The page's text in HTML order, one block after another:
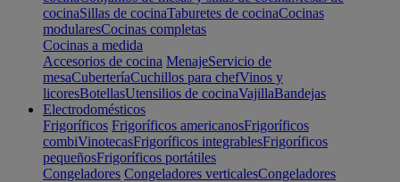
cocinaSillas de cocinaTaburetes de cocinaCocinas
modularesCocinas completas
Cocinas a medida
Accesorios de cocina MenajeServicio de
mesaCuberteríaCuchillos para chefVinos y
licoresBotellasUtensilios de cocinaVajillaBandejas
Electrodomésticos
Frigoríficos Frigoríficos americanosFrigoríficos
combiVinotecasFrigoríficos integrablesFrigoríficos
pequeñosFrigoríficos portátiles
Congeladores Congeladores verticalesCongeladores